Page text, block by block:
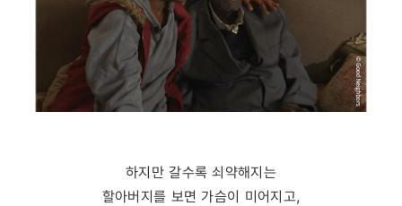
하지만 갈수록 쇠약해지는
할아버지를 보면 가슴이 미어지고,